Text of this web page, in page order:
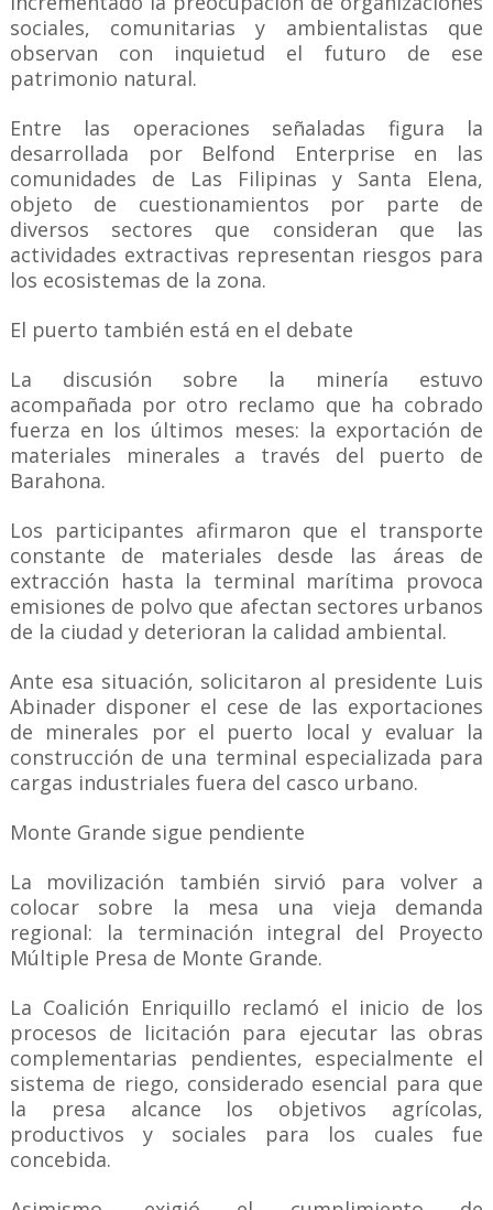
sociales, comunitarias y ambientalistas que
observan con inquietud el futuro de ese
patrimonio natural.
Entre las operaciones señaladas figura la
desarrollada por Belfond Enterprise en las
comunidades de Las Filipinas y Santa Elena,
objeto de cuestionamientos por parte de
diversos sectores que consideran que las
actividades extractivas representan riesgos para
los ecosistemas de la zona.
El puerto también está en el debate
La discusión sobre la minería estuvo
acompañada por otro reclamo que ha cobrado
fuerza en los últimos meses: la exportación de
materiales minerales a través del puerto de
Barahona.
Los participantes afirmaron que el transporte
constante de materiales desde las áreas de
extracción hasta la terminal marítima provoca
emisiones de polvo que afectan sectores urbanos
de la ciudad y deterioran la calidad ambiental.
Ante esa situación, solicitaron al presidente Luis
Abinader disponer el cese de las exportaciones
de minerales por el puerto local y evaluar la
construcción de una terminal especializada para
cargas industriales fuera del casco urbano.
Monte Grande sigue pendiente
La movilización también sirvió para volver a
colocar sobre la mesa una vieja demanda
regional: la terminación integral del Proyecto
Múltiple Presa de Monte Grande.
La Coalición Enriquillo reclamó el inicio de los
procesos de licitación para ejecutar las obras
complementarias pendientes, especialmente el
sistema de riego, considerado esencial para que
la presa alcance los objetivos agrícolas,
productivos y sociales para los cuales fue
concebida.